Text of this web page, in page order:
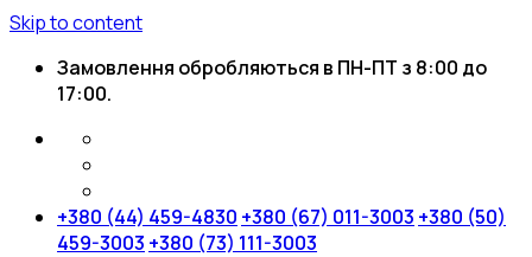
Skip to content
Замовлення обробляються в ПН-ПТ з 8:00 до
17:00.
+380 (44) 459-4830 +380 (67) 011-3003 +380 (50)
459-3003 +380 (73) 111-3003